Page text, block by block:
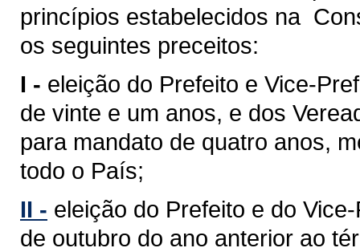
princípios estabelecidos na
os seguintes preceitos:
I - eleição do Prefeito e Vice-
de vinte e um anos, e dos
para mandato de quatro anos,
todo o País;
II - eleição do Prefeito e do
de outubro do ano anterior ao